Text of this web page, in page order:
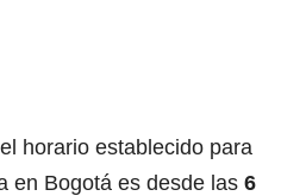
horario establecido para
en Bogotá es desde las 6